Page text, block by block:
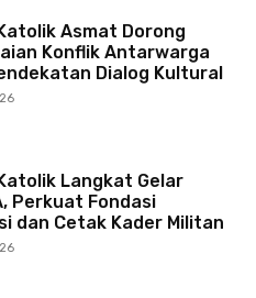
Asmat Dorong
Konflik Antarwarga
Dialog Kultural
Langkat Gelar
Perkuat Fondasi
dan Cetak Kader Militan